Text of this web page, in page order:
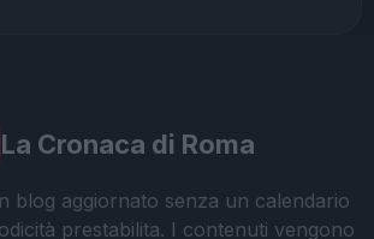
La Cronaca di Roma
blog aggiornato senza un calendario
prestabilita. I contenuti vengono